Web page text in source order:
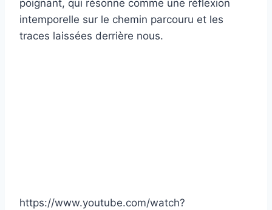
poignant, qui résonne comme une réflexion
intemporelle sur le chemin parcouru et les
traces laissées derrière nous.
https://www.youtube.com/watch?